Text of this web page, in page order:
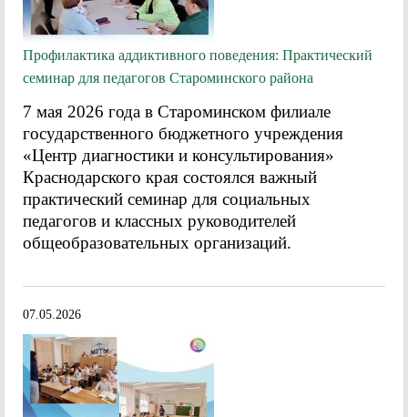
Профилактика аддиктивного поведения: Практический
семинар для педагогов Староминского района
7 мая 2026 года в Староминском филиале
государственного бюджетного учреждения
«Центр диагностики и консультирования»
Краснодарского края состоялся важный
практический семинар для социальных
педагогов и классных руководителей
общеобразовательных организаций.
07.05.2026